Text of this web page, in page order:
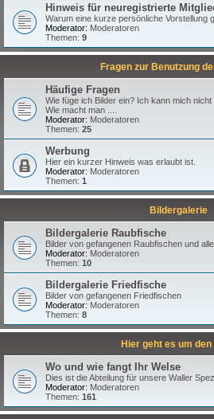
Hinweis für neuregistrierte
Warum eine kurze persönliche Vorstellung
Moderator: Moderatoren
Themen: 9
Fragen zur Benutzung
Häufige Fragen
Wie füge ich Bilder ein? Ich kann mich nicht
Wie macht man ....
Moderator: Moderatoren
Themen: 25
Werbung
Hier ein kurzer Hinweis was erlaubt ist.
Moderator: Moderatoren
Themen: 1
Bildergalerie
Bildergalerie Raubfische
Bilder von gefangenen Raubfischen und
Moderator: Moderatoren
Themen: 10
Bildergalerie Friedfische
Bilder von gefangenen Friedfischen
Moderator: Moderatoren
Themen: 8
Hier geht es um den
Wo und wie fangt Ihr Welse
Dies ist die Abteilung für unsere Waller
Moderator: Moderatoren
Themen: 161